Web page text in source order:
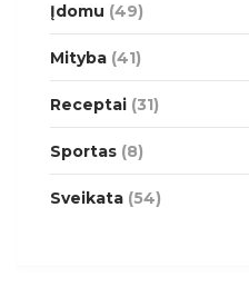
Įdomu (49)
Mityba (41)
Receptai (31)
Sportas (8)
Sveikata (54)